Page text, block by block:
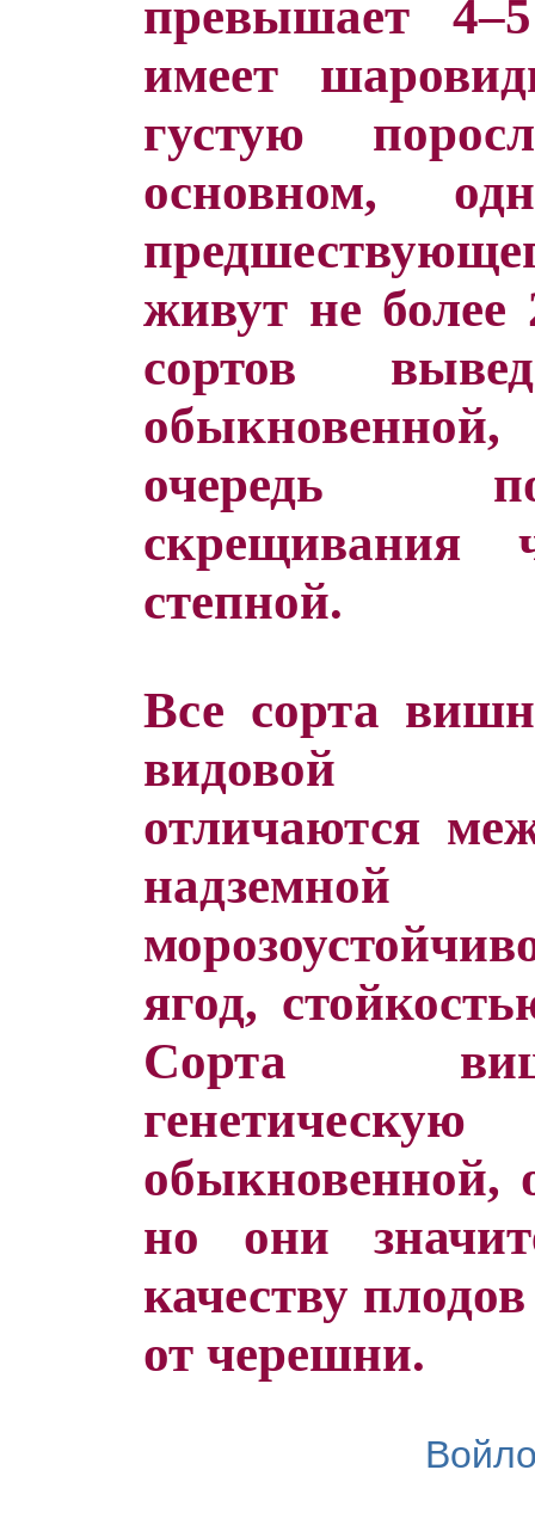
превышает
имеет
густую
основном,
живут не более
сортов
очередь
степной.
Все сорта
видовой
отличаются
ягод,
Сорта
обыкновенной,
но они
качеству
от черешни.